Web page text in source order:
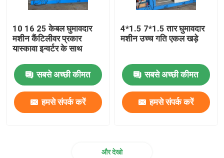
10 16 25 केबल घुमावदार
मशीन कैंटिलीवर प्रकार
यास्कावा इन्वर्टर के साथ
सबसे अच्छी कीमत
हमसे संपर्क करें
4*1.5 7*1.5 तार घुमावदार
मशीन उच्च गति एकल खड़े
सबसे अच्छी कीमत
हमसे संपर्क करें
और देखो